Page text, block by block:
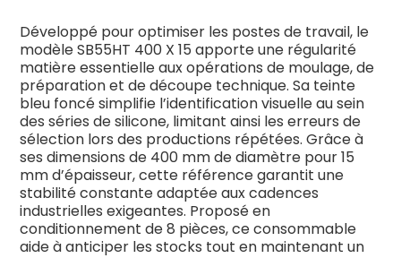
Développé pour optimiser les postes de travail, le
modèle SB55HT 400 X 15 apporte une régularité
matière essentielle aux opérations de moulage, de
préparation et de découpe technique. Sa teinte
bleu foncé simplifie l’identification visuelle au sein
des séries de silicone, limitant ainsi les erreurs de
sélection lors des productions répétées. Grâce à
ses dimensions de 400 mm de diamètre pour 15
mm d’épaisseur, cette référence garantit une
stabilité constante adaptée aux cadences
industrielles exigeantes. Proposé en
conditionnement de 8 pièces, ce consommable
aide à anticiper les stocks tout en maintenant un